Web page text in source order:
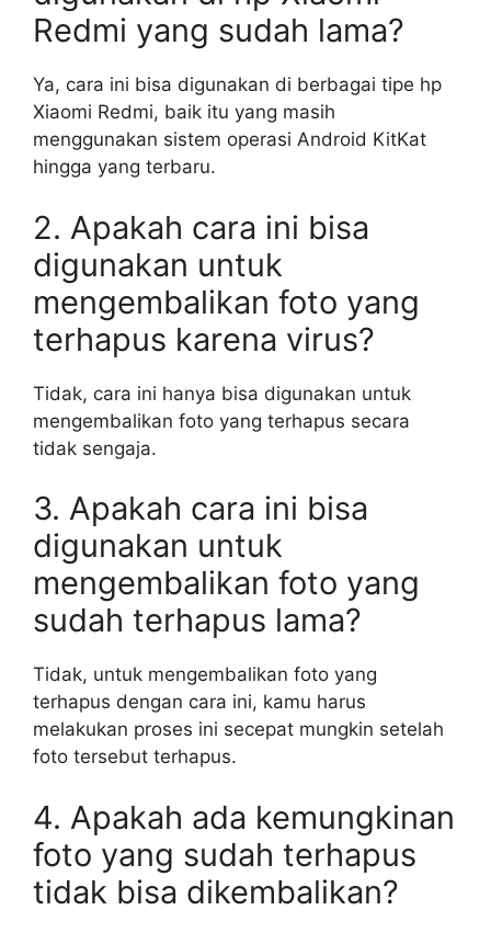
Redmi yang sudah lama?
Ya, cara ini bisa digunakan di berbagai tipe hp
Xiaomi Redmi, baik itu yang masih
menggunakan sistem operasi Android KitKat
hingga yang terbaru.
2. Apakah cara ini bisa
digunakan untuk
mengembalikan foto yang
terhapus karena virus?
Tidak, cara ini hanya bisa digunakan untuk
mengembalikan foto yang terhapus secara
tidak sengaja.
3. Apakah cara ini bisa
digunakan untuk
mengembalikan foto yang
sudah terhapus lama?
Tidak, untuk mengembalikan foto yang
terhapus dengan cara ini, kamu harus
melakukan proses ini secepat mungkin setelah
foto tersebut terhapus.
4. Apakah ada kemungkinan
foto yang sudah terhapus
tidak bisa dikembalikan?